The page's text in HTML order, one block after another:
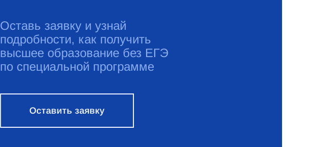
Оставь заявку и узнай
подробности, как получить
высшее образование без ЕГЭ
по специальной программе
Оставить заявку